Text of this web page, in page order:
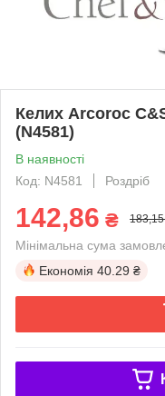
Келих Arcoroc
(N4581)
В наявності
Код: N4581
Роздріб
142,86 ₴
Мінімальна сума
Економія 40.29 ₴